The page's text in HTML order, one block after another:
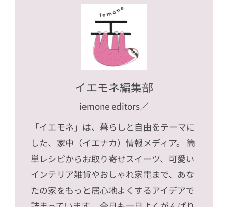
イエモネ編集部
iemone editors／
「イエモネ」は、暮らしと自由をテーマに
した、家中（イエナカ）情報メディア。 簡
単レシピからお取り寄せスイーツ、可愛い
インテリア雑貨やおしゃれ家電まで、あな
たの家をもっと居心地よくするアイデアで